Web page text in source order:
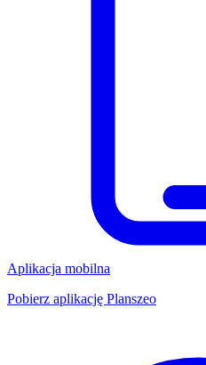
Aplikacja mobilna
Pobierz aplikację Planszeo